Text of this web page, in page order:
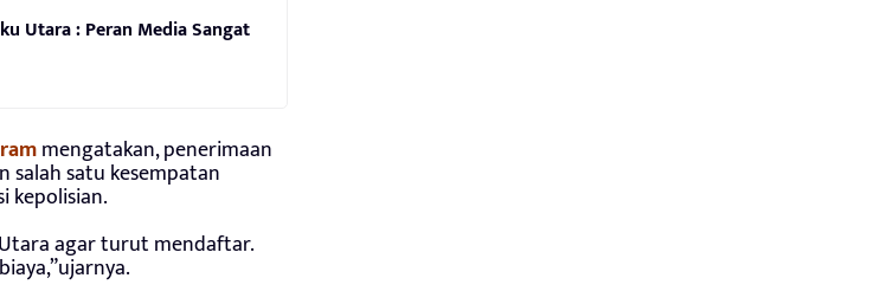
Utara : Peran Media Sangat
mengatakan, penerimaan
salah satu kesempatan
kepolisian.
agar turut mendaftar.